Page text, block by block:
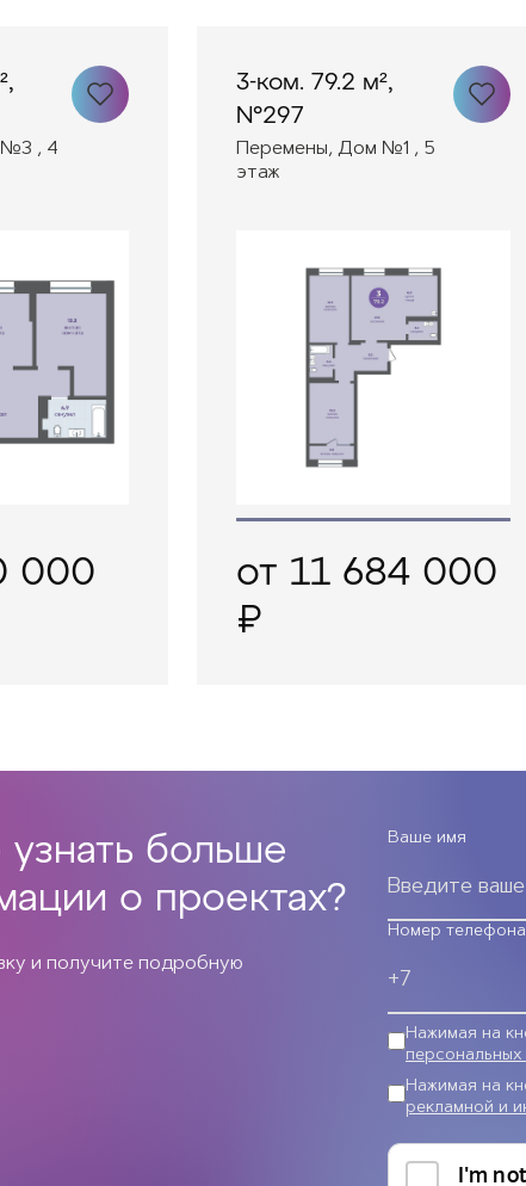
№3 , 4
000
3-ком. 79.2 м²,
№297
Перемены, Дом №1 , 5
этаж
от 11 684 000
₽
узнать больше
о проектах?
и получите подробную
Ваше имя
Номер телефона